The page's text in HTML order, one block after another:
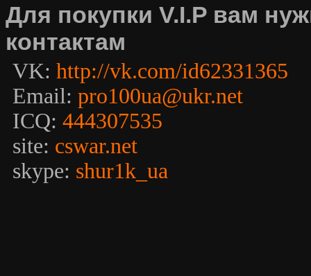
Для покупки V.I.P вам
контактам
VK: http://vk.com/id62331365
Email: pro100ua@ukr.net
ICQ: 444307535
site: cswar.net
skype: shur1k_ua